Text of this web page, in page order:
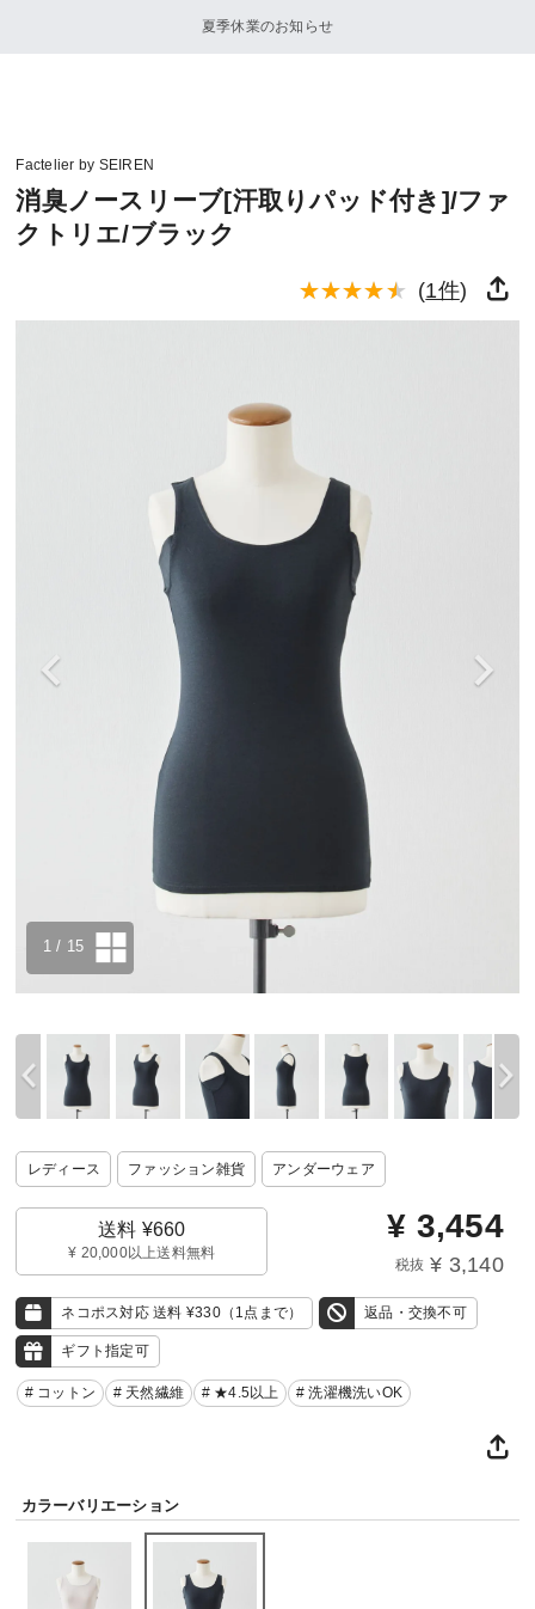
夏季休業のお知らせ
Factelier by SEIREN
消臭ノースリーブ[汗取りパッド付き]/ファ
クトリエ/ブラック
(1件)
1 / 15
レディース ファッション雑貨 アンダーウェア
送料 ¥660
¥ 20,000以上送料無料
¥ 3,454
税抜 ¥ 3,140
ネコポス対応 送料 ¥330（1点まで） 返品・交換不可
ギフト指定可
# コットン # 天然繊維 # ★4.5以上 # 洗濯機洗いOK
カラーバリエーション